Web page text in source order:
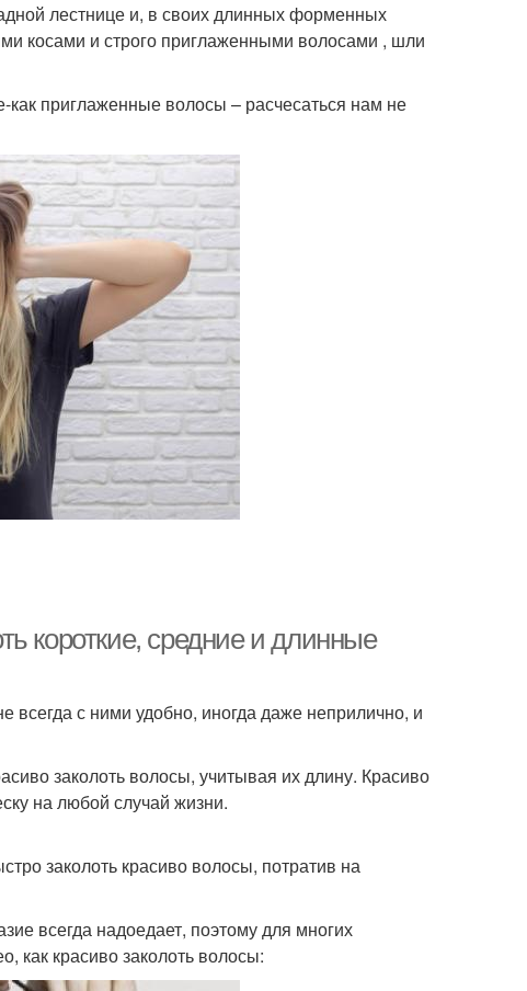
лестнице и, в своих длинных форменных
косами и строго приглаженными волосами , шли
приглаженные волосы – расчесаться нам не
короткие, средние и длинные
с ними удобно, иногда даже неприлично, и
заколоть волосы, учитывая их длину. Красиво
на любой случай жизни.
заколоть красиво волосы, потратив на
всегда надоедает, поэтому для многих
как красиво заколоть волосы: